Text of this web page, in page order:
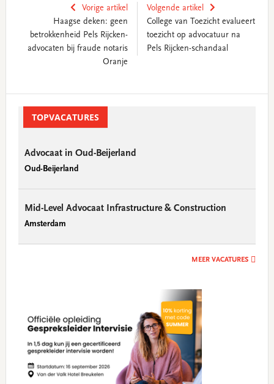
Vorige artikel
Haagse deken: geen
betrokkenheid Pels Rijcken-
advocaten bij fraude notaris
Oranje
Volgende artikel
College van Toezicht evalueert
toezicht op advocatuur na
Pels Rijcken-schandaal
SidebarTOPVACATURES
Advocaat in Oud-Beijerland
Oud-Beijerland
Mid-Level Advocaat Infrastructure & Construction
Amsterdam
MEER VACATURES